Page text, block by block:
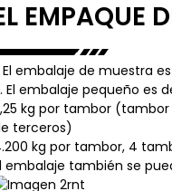
EMPAQUE
El embalaje de muestra
El embalaje pequeño es
kg por tambor
terceros)
kg por tambor, 4
embalaje también se